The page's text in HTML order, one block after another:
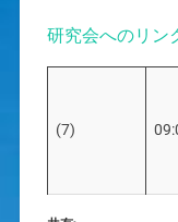
研究会へのリン
(7)